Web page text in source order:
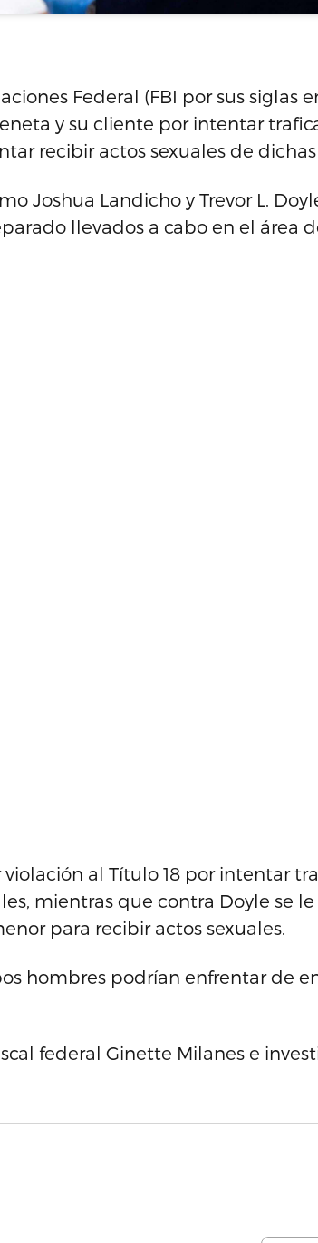
Federal (FBI por sus siglas
y su cliente por intentar
recibir actos sexuales de
Joshua Landicho y Trevor L.
llevados a cabo en el área
al Título 18 por intentar
mientras que contra Doyle se
para recibir actos sexuales.
hombres podrían enfrentar de
federal Ginette Milanes e